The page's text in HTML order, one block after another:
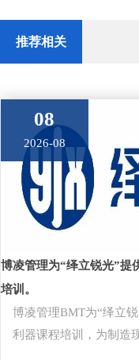
推荐相关
08
2026-08
博凌管理为“绎立锐光”提
培训。
博凌管理BMT为“绎立
利器课程培训，为制造